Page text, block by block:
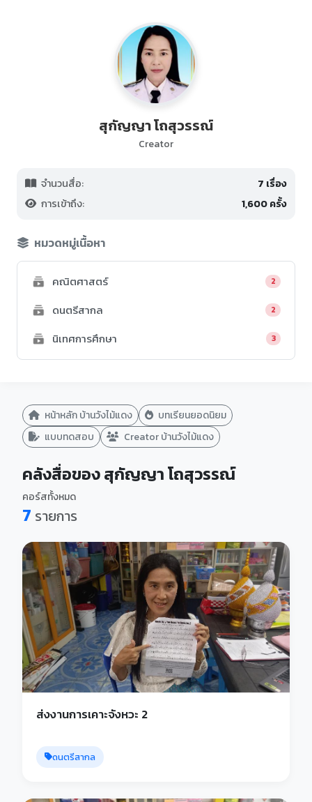
สุกัญญา โถสุวรรณ์
Creator
จำนวนสื่อ:
7 เรื่อง
การเข้าถึง:
1,600 ครั้ง
หมวดหมู่เนื้อหา
คณิตศาสตร์ 2
ดนตรีสากล 2
นิเทศการศึกษา 3
หน้าหลัก บ้านวังไม้แดง
บทเรียนยอดนิยม
แบบทดสอบ
Creator บ้านวังไม้แดง
คลังสื่อของ สุกัญญา โถสุวรรณ์
คอร์สทั้งหมด
7 รายการ
ส่งงานการเคาะจังหวะ 2
ดนตรีสากล